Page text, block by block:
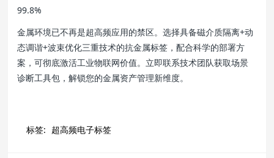
99.8%
金属环境已不再是超高频应用的禁区。选择具备磁介质隔离+动
态调谐+波束优化三重技术的抗金属标签，配合科学的部署方
案，可彻底激活工业物联网价值。立即联系技术团队获取场景
诊断工具包，解锁您的金属资产管理新维度。
标签: 超高频电子标签